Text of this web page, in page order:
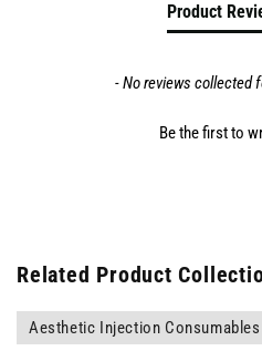
Product
- No reviews collected
Be the first to
Related Product
Aesthetic Injection Consumables